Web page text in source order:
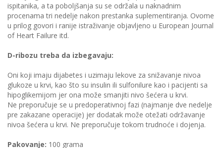
ispitanika, a ta poboljšanja su se održala u naknadnim
procenama tri nedelje nakon prestanka suplementiranja. Ovome
u prilog govori i ranije istraživanje objavljeno u European Journal
of Heart Failure itd.
D-ribozu treba da izbegavaju:
Oni koji imaju dijabetes i uzimaju lekove za snižavanje nivoa
glukoze u krvi, kao što su insulin ili sulfonilure kao i pacijenti sa
hipoglikemijom jer ona može smanjiti nivo šećera u krvi.
Ne preporučuje se u predoperativnoj fazi (najmanje dve nedelje
pre zakazane operacije) jer dodatak može otežati održavanje
nivoa šećera u krvi. Ne preporučuje tokom trudnoće i dojenja.
Pakovanje: 100 grama